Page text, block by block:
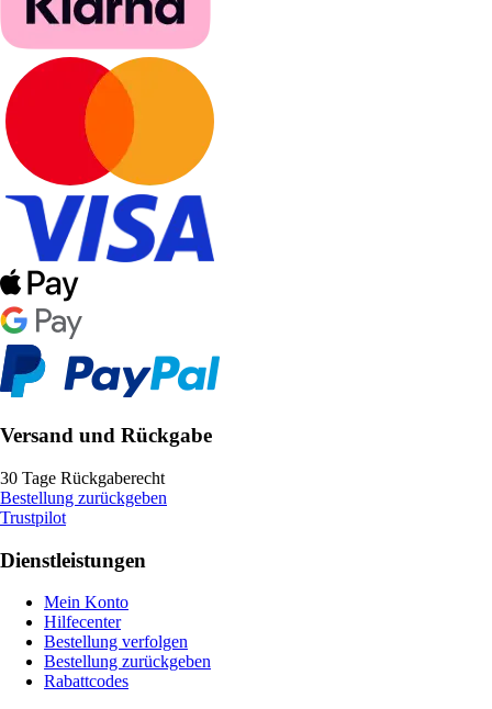
Versand und Rückgabe
30 Tage Rückgaberecht
Bestellung zurückgeben
Trustpilot
Dienstleistungen
Mein Konto
Hilfecenter
Bestellung verfolgen
Bestellung zurückgeben
Rabattcodes